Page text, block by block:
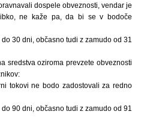
dospele obveznosti, vendar je
ne kaže pa, da bi se v bodoče
30 dni, občasno tudi z zamudo od 31
sredstva oziroma prevzete obveznosti
tokovi ne bodo zadostovali za redno
90 dni, občasno tudi z zamudo od 91